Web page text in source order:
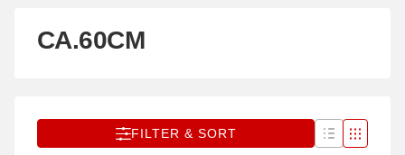
CA.60CM
FILTER & SORT